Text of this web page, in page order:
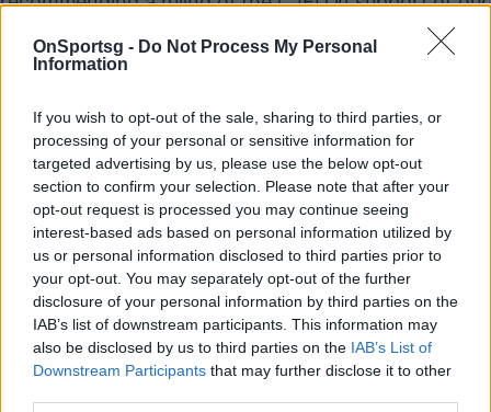
OnSportsg - Do Not Process My Personal
Information
If you wish to opt-out of the sale, sharing to third parties, or
processing of your personal or sensitive information for
targeted advertising by us, please use the below opt-out
section to confirm your selection. Please note that after your
opt-out request is processed you may continue seeing
interest-based ads based on personal information utilized by
us or personal information disclosed to third parties prior to
your opt-out. You may separately opt-out of the further
disclosure of your personal information by third parties on the
IAB’s list of downstream participants. This information may
also be disclosed by us to third parties on the IAB’s List of
Downstream Participants that may further disclose it to other
central mission to govern European football, protect
the pyramid and develop the game across Europe.
Ωστόσο, η γνωμάτευση του του Ευρωπαϊκού
Δικαστηρίου δεν είναι δεσμευτική προς το παρόν
και η τελική απόφαση αναμένεται να ληφθεί στις
αρχές του 2023. Ωστόσο, στη μεγάλη πλειονότητα
των υποθέσεων, το αρχικό πόρισμα του γενικού
εισαγγελέα είναι αυτό που καθοδηγεί τους
δικαστές.